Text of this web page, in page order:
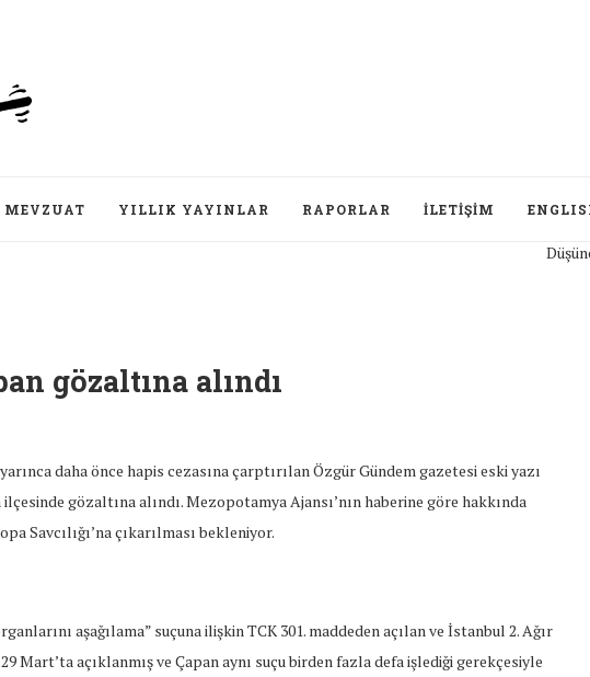
MEVZUAT YILLIK YAYINLAR RAPORLAR İLETIŞIM
gözaltına alındı
daha önce hapis cezasına çarptırılan Özgür Gündem gazetesi eski yazı
gözaltına alındı. Mezopotamya Ajansı’nın haberine göre hakkında
Savcılığı’na çıkarılması bekleniyor.
aşağılama” suçuna ilişkin TCK 301. maddeden açılan ve İstanbul 2. Ağır
Mart’ta açıklanmış ve Çapan aynı suçu birden fazla defa işlediği gerekçesiyle